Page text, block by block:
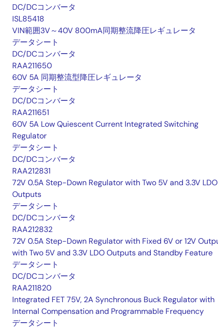
DC/DCコンバータ
ISL85418
VIN範囲3V～40V 800mA同期整流降圧レギュレータ
データシート
DC/DCコンバータ
RAA211650
60V 5A 同期整流型降圧レギュレータ
データシート
DC/DCコンバータ
RAA211651
60V 5A Low Quiescent Current Integrated Switching
Regulator
データシート
DC/DCコンバータ
RAA212831
72V 0.5A Step-Down Regulator with Two 5V and 3.3V LDO
Outputs
データシート
DC/DCコンバータ
RAA212832
72V 0.5A Step-Down Regulator with Fixed 6V or 12V
with Two 5V and 3.3V LDO Outputs and Standby Feature
データシート
DC/DCコンバータ
RAA211820
Integrated FET 75V, 2A Synchronous Buck Regulator with
Internal Compensation and Programmable Frequency
データシート